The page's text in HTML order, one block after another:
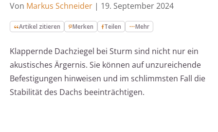
Von Markus Schneider | 19. September 2024
Artikel zitieren Merken Teilen Mehr
Klappernde Dachziegel bei Sturm sind nicht nur ein
akustisches Ärgernis. Sie können auf unzureichende
Befestigungen hinweisen und im schlimmsten Fall die
Stabilität des Dachs beeinträchtigen.